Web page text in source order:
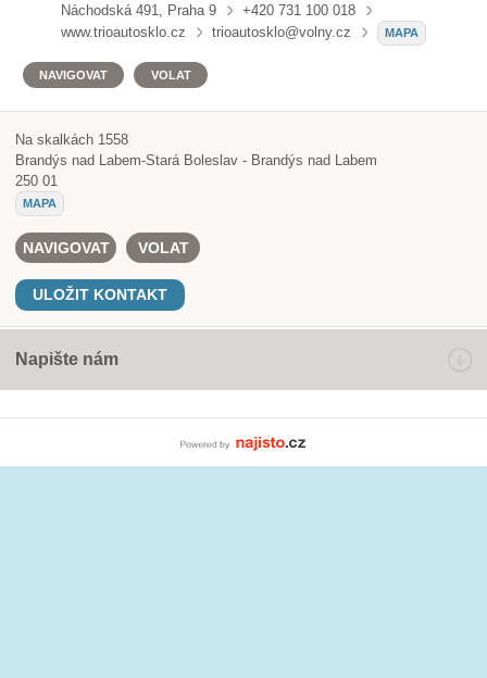
Náchodská 491, Praha 9
+420 731 100 018
www.trioautosklo.cz
trioautosklo@volny.cz MAPA
NAVIGOVAT VOLAT
Na skalkách 1558
Brandýs nad Labem-Stará Boleslav - Brandýs nad Labem
250 01
MAPA
NAVIGOVAT VOLAT
ULOŽIT KONTAKT
Napište nám